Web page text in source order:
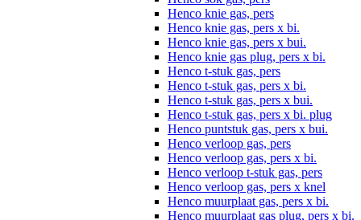
Henco knie gas, pers
Henco knie gas, pers x bi.
Henco knie gas, pers x bui.
Henco knie gas plug, pers x bi.
Henco t-stuk gas, pers
Henco t-stuk gas, pers x bi.
Henco t-stuk gas, pers x bui.
Henco t-stuk gas, pers x bi. plug
Henco puntstuk gas, pers x bui.
Henco verloop gas, pers
Henco verloop gas, pers x bi.
Henco verloop t-stuk gas, pers
Henco verloop gas, pers x knel
Henco muurplaat gas, pers x bi.
Henco muurplaat gas plug, pers x bi.